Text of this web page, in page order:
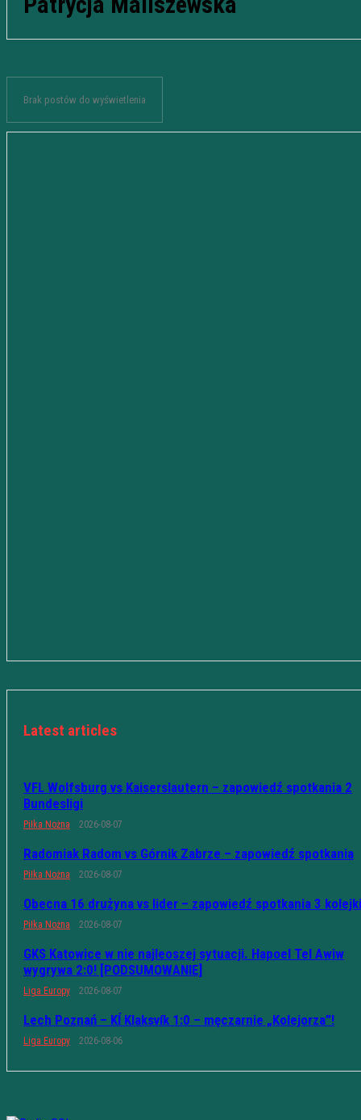
Brak postów do wyświetlenia
Latest articles
VFL Wolfsburg vs Kaiserslautern – zapowiedź spotkania 2
Bundesligi
Piłka Nożna 2026-08-07
Radomiak Radom vs Górnik Zabrze – zapowiedź spotkania
Piłka Nożna 2026-08-07
Obecna 16 drużyna vs lider – zapowiedź spotkania 3 kolejki
Piłka Nożna 2026-08-07
GKS Katowice w nie najleoszej sytuacji. Hapoel Tel Awiw
wygrywa 2:0! [PODSUMOWANIE]
Liga Europy 2026-08-07
Lech Poznań – KÍ Klaksvík 1:0 – męczarnie „Kolejorza”!
Liga Europy 2026-08-06